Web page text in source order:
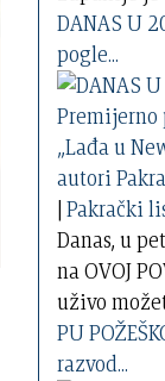
DANAS U
pogle...
|Pakrački
Danas, u
na OVOJ
uživo
PU
razvod...